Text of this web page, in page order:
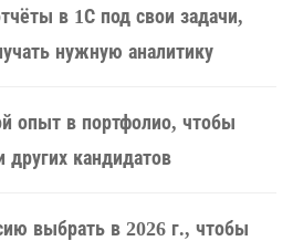
в 1С под свои задачи,
нужную аналитику
опыт в портфолио, чтобы
других кандидатов
выбрать в 2026 г., чтобы